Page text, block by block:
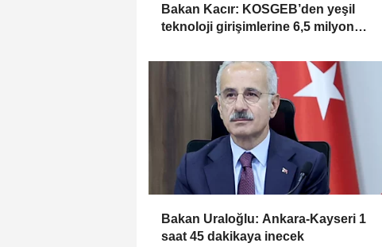
Bakan Kacır: KOSGEB’den yeşil
teknoloji girişimlerine 6,5 milyon
Bakan Uraloğlu: Ankara-Kayseri 1
saat 45 dakikaya inecek